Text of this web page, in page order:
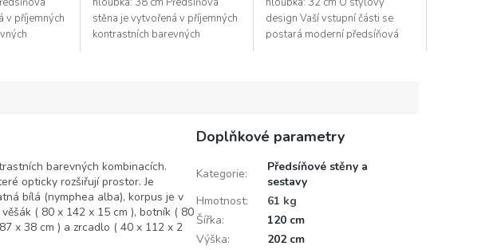
v příjemných
stěna je vytvořená v příjemných
kontrastních barevných
design Vaší vstupní části se
postará moderní předsíňová
barevných kombinacích.
opticky rozšiřují prostor. Je
bílá (nymphea alba), korpus je v
( 80 x 142 x 15 cm ), botník ( 80
x 38 cm ) a zrcadlo ( 40 x 112 x 2
Doplňkové parametry
Kategorie:
Předsíňové stěny a
sestavy
Hmotnost:
61 kg
Šířka:
120 cm
Výška:
202 cm